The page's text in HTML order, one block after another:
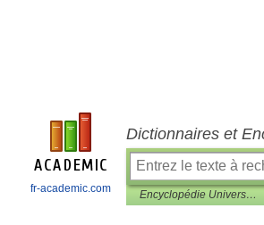
fr-academic.com
Dictionnaires et
Encyclopédie Universelle